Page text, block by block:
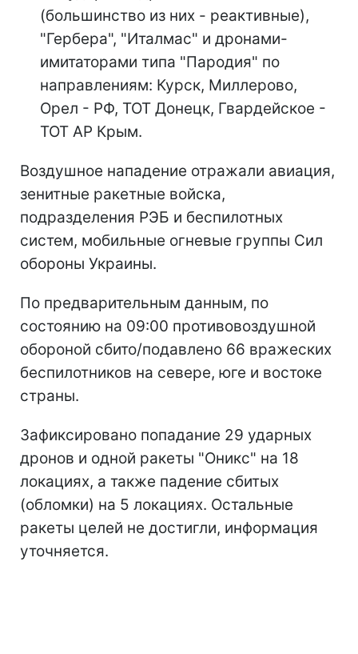
(большинство из них - реактивные),
"Гербера", "Италмас" и дронами-
имитаторами типа "Пародия" по
направлениям: Курск, Миллерово,
Орел - РФ, ТОТ Донецк, Гвардейское -
ТОТ АР Крым.
Воздушное нападение отражали авиация,
зенитные ракетные войска,
подразделения РЭБ и беспилотных
систем, мобильные огневые группы Сил
обороны Украины.
По предварительным данным, по
состоянию на 09:00 противовоздушной
обороной сбито/подавлено 66 вражеских
беспилотников на севере, юге и востоке
страны.
Зафиксировано попадание 29 ударных
дронов и одной ракеты "Оникс" на 18
локациях, а также падение сбитых
(обломки) на 5 локациях. Остальные
ракеты целей не достигли, информация
уточняется.